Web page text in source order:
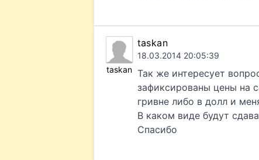
taskan
taskan
18.03.2014 20:05:39
Так же интересует
зафиксированы цены на
гривне либо в долл и
В каком виде будут
Спасибо